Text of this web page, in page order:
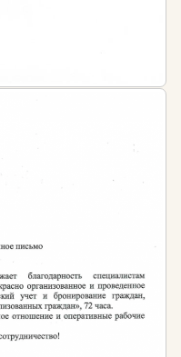
в сфере
актами в
локальных
к соблюдению
(СП) 2.3.6.1079-01